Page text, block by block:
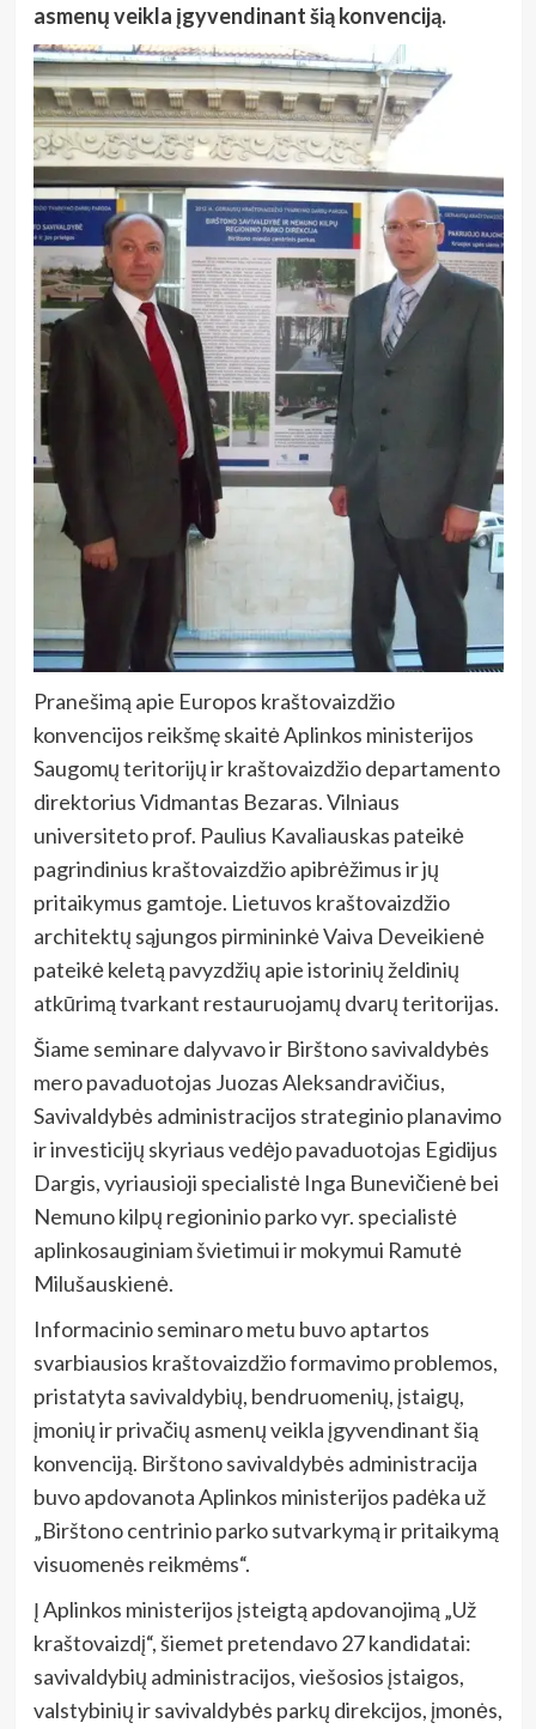
asmenų veikla įgyvendinant šią konvenciją.
Pranešimą apie Europos kraštovaizdžio
konvencijos reikšmę skaitė Aplinkos ministerijos
Saugomų teritorijų ir kraštovaizdžio departamento
direktorius Vidmantas Bezaras. Vilniaus
universiteto prof. Paulius Kavaliauskas pateikė
pagrindinius kraštovaizdžio apibrėžimus ir jų
pritaikymus gamtoje. Lietuvos kraštovaizdžio
architektų sąjungos pirmininkė Vaiva Deveikienė
pateikė keletą pavyzdžių apie istorinių želdinių
atkūrimą tvarkant restauruojamų dvarų teritorijas.
Šiame seminare dalyvavo ir Birštono savivaldybės
mero pavaduotojas Juozas Aleksandravičius,
Savivaldybės administracijos strateginio planavimo
ir investicijų skyriaus vedėjo pavaduotojas Egidijus
Dargis, vyriausioji specialistė Inga Bunevičienė bei
Nemuno kilpų regioninio parko vyr. specialistė
aplinkosauginiam švietimui ir mokymui Ramutė
Milušauskienė.
Informacinio seminaro metu buvo aptartos
svarbiausios kraštovaizdžio formavimo problemos,
pristatyta savivaldybių, bendruomenių, įstaigų,
įmonių ir privačių asmenų veikla įgyvendinant šią
konvenciją. Birštono savivaldybės administracija
buvo apdovanota Aplinkos ministerijos padėka už
„Birštono centrinio parko sutvarkymą ir pritaikymą
visuomenės reikmėms“.
Į Aplinkos ministerijos įsteigtą apdovanojimą „Už
kraštovaizdį“, šiemet pretendavo 27 kandidatai:
savivaldybių administracijos, viešosios įstaigos,
valstybinių ir savivaldybės parkų direkcijos, įmonės,